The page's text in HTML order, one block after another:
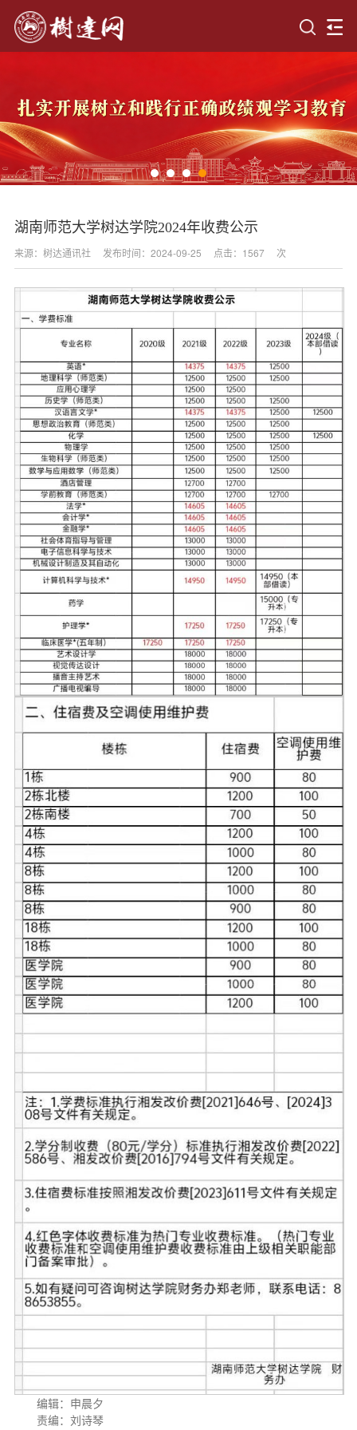
湖南师范大学树达学院2024年收费公示
来源：树达通讯社 发布时间：2024-09-25 点击： 1567 次
编辑：申晨夕
责编：刘诗琴